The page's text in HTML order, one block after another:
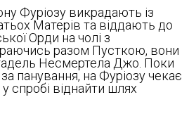
Фуріозу викрадають із
Матерів та віддають до
Орди на чолі з
разом Пусткою, вони
Несмертела Джо. Поки
панування, на Фуріозу чекає
спробі віднайти шлях